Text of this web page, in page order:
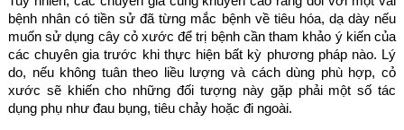
bệnh nhân có tiền sử đã từng mắc bệnh về tiêu hóa, dạ dày nếu
muốn sử dụng cây cỏ xước để trị bệnh cần tham khảo ý kiến của
các chuyên gia trước khi thực hiện bất kỳ phương pháp nào. Lý
do, nếu không tuân theo liều lượng và cách dùng phù hợp, cỏ
xước sẽ khiến cho những đối tượng này gặp phải một số tác
dụng phụ như đau bụng, tiêu chảy hoặc đi ngoài.